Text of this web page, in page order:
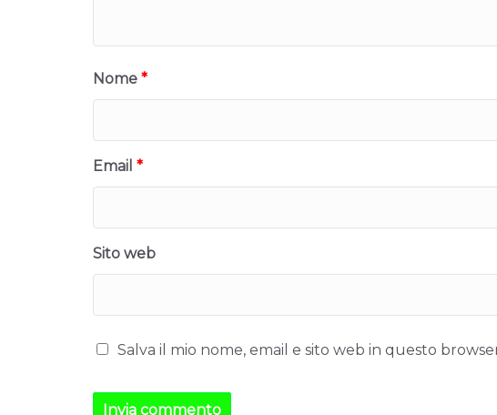
Nome *
Email *
Sito web
Salva il mio nome, email e sito web in questo